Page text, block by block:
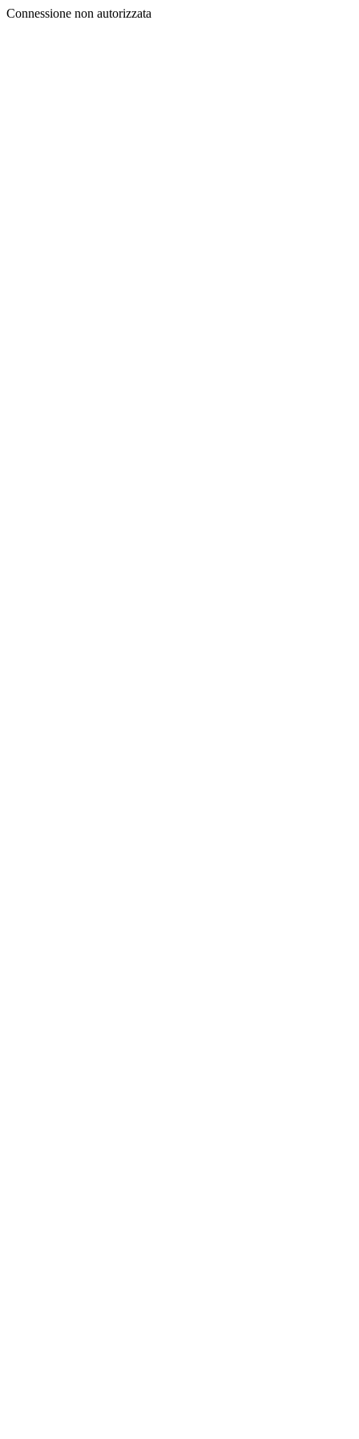
Connessione non autorizzata